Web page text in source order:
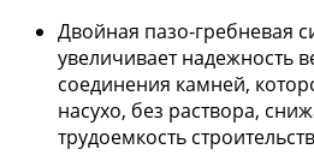
Двойная пазо-гребневая
увеличивает надежность
соединения камней,
насухо, без раствора,
трудоемкость